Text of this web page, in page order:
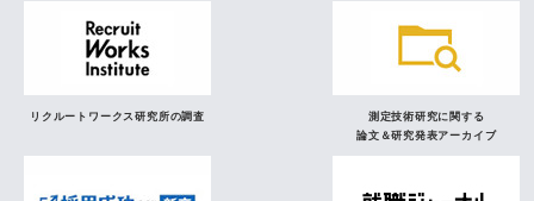
リクルートワークス研究所の調査
測定技術研究に関する
論文＆研究発表アーカイブ